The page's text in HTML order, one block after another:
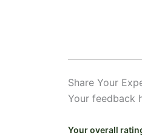
Share Your
Your feedback
Your overall